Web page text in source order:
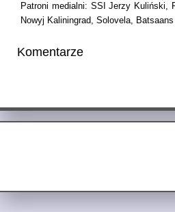
Patroni medialni: SSI Jerzy Kuliński,
Nowyj Kaliningrad, Solovela, Batsaans
Komentarze